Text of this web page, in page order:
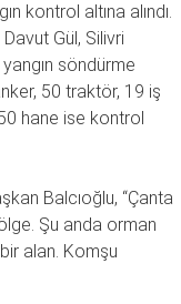
kontrol altına alındı.
Gül, Silivri
söndürme
50 traktör, 19 iş
hane ise kontrol
Balcıoğlu, “Çanta
Şu anda orman
alan. Komşu